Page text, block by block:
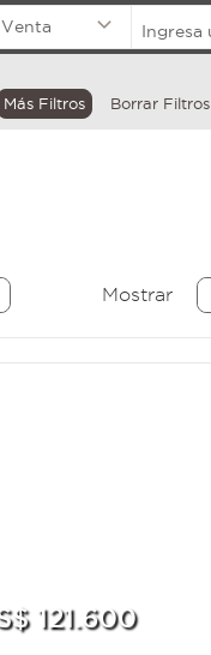
Venta
Más Filtros Borrar Filtros
Mostrar
121.600